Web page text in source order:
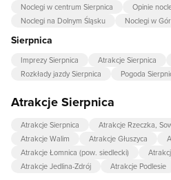
Noclegi w centrum Sierpnica
Opinie
Noclegi na Dolnym Śląsku
Noclegi w
Sierpnica
Imprezy Sierpnica Atrakcje Sierpnica
Rozkłady jazdy Sierpnica
Pogoda
Atrakcje Sierpnica
Atrakcje Sierpnica Atrakcje Rzeczka,
Atrakcje Walim
Atrakcje Głuszyca
Atrakcje Łomnica (pow. siedlecki)
Atrakcje Jedlina-Zdrój
Atrakcje Podlesie